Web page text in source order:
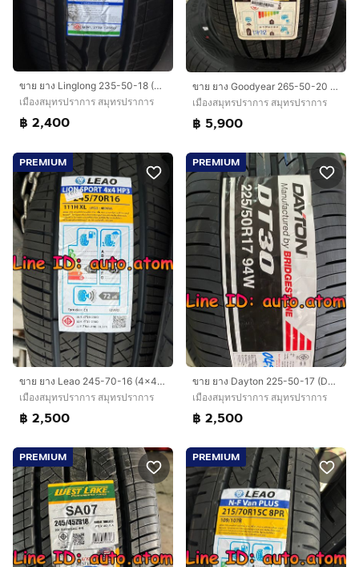
ขาย ยาง Linglong 235-50-18 (CrossWind) ใหม่ ปี 26
เมืองสมุทรปราการ สมุทรปราการ
฿ 2,400
ขาย ยาง Goodyear 265-50-20 (MAXGUARD) ใหม่ ปี 26
เมืองสมุทรปราการ สมุทรปราการ
฿ 5,900
PREMIUM
ขาย ยาง Leao 245-70-16 (4x4 HP3) ใหม่ ปี 26
เมืองสมุทรปราการ สมุทรปราการ
฿ 2,500
PREMIUM
ขาย ยาง Dayton 225-50-17 (DT-30) ใหม่ ปี 26
เมืองสมุทรปราการ สมุทรปราการ
฿ 2,500
PREMIUM PREMIUM